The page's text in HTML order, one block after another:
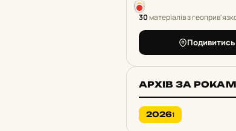
30матеріалів з
АРХІВ ЗА
20261